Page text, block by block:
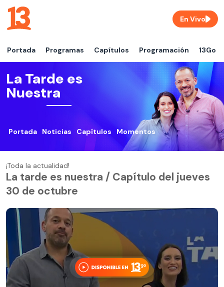
Portada Programas Capítulos Programación 13Go
En Vivo
La Tarde es
Nuestra
Portada Noticias Capítulos Momentos
¡Toda la actualidad!
La tarde es nuestra / Capítulo del jueves
30 de octubre